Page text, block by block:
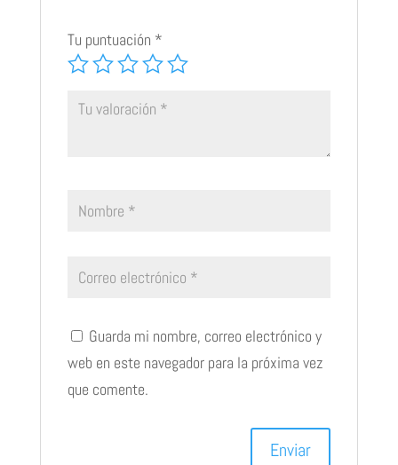
Tu puntuación *
Guarda mi nombre, correo electrónico y
web en este navegador para la próxima vez
que comente.